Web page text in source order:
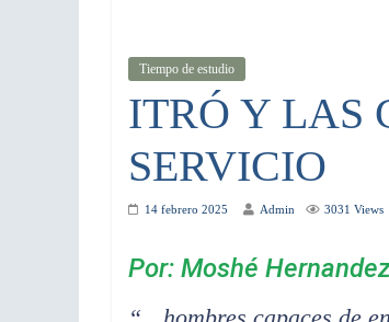
Tiempo de estudio
ITRÓ Y LAS
SERVICIO
14 febrero 2025 Admin 3031 Views
Por: Moshé